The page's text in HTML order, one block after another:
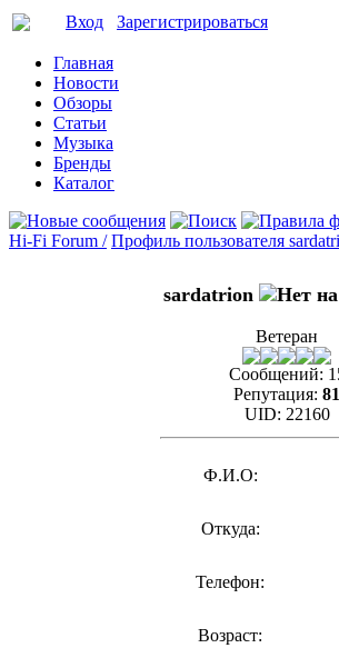
Вход Зарегистрироваться
Главная
Новости
Обзоры
Статьи
Музыка
Бренды
Каталог
Hi-Fi Forum / Профиль пользователя
sardatrion
Ветеран
Сообщений:
Репутация: 81
UID: 22160
Ф.И.О:
Откуда:
Телефон:
Возраст: